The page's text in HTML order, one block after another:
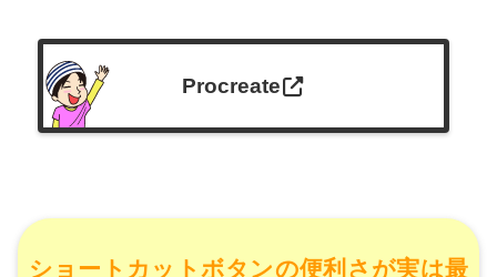
Procreate
ショートカットボタンの便利さが実は最